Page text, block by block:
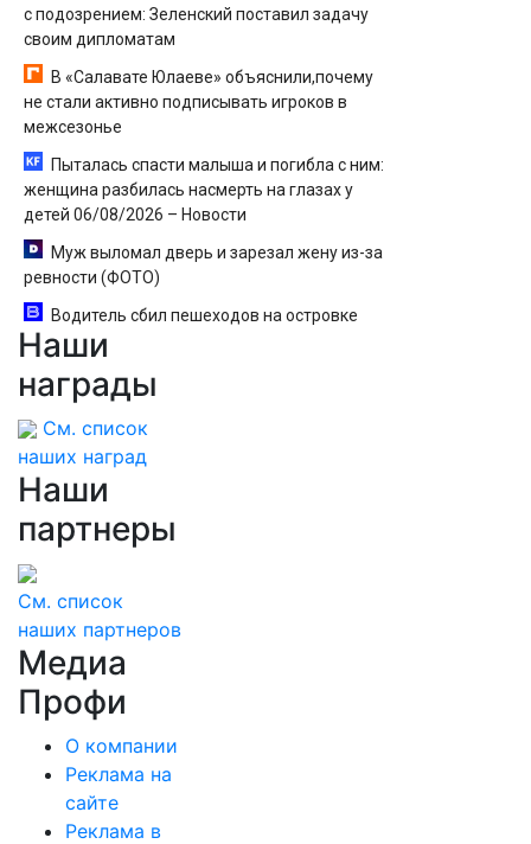
с подозрением: Зеленский поставил задачу
своим дипломатам
В «Салавате Юлаеве» объяснили,почему
не стали активно подписывать игроков в
межсезонье
Пыталась спасти малыша и погибла с ним:
женщина разбилась насмерть на глазах у
детей 06/08/2026 – Новости
Муж выломал дверь и зарезал жену из-за
ревности (ФОТО)
Водитель сбил пешеходов на островке
безопасности в Омске, пострадали 8 человек -
Наши
награды
См. список
наших наград
Наши
партнеры
См. список
наших партнеров
Медиа
Профи
О компании
Реклама на
сайте
Реклама в